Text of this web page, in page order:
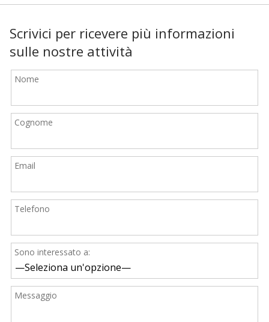
Scrivici per ricevere più informazioni
sulle nostre attività
Nome
Cognome
Email
Telefono
Sono interessato a:
Messaggio